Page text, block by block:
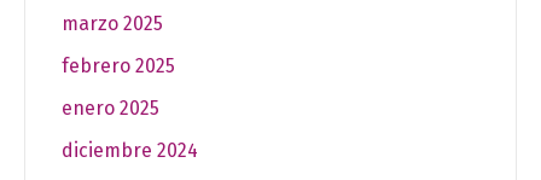
marzo 2025
febrero 2025
enero 2025
diciembre 2024